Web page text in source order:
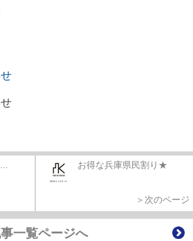
お得な兵庫県民割り★
＞次のページ
一覧ページへ